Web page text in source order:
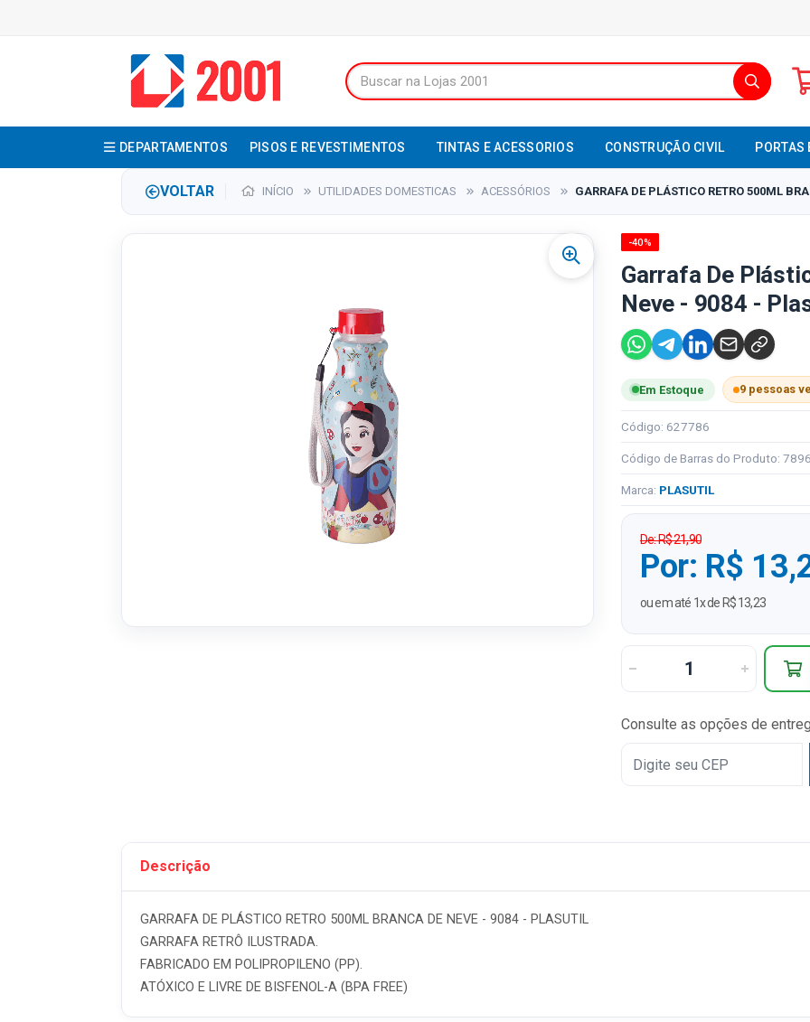
DEPARTAMENTOS PISOS E REVESTIMENTOS TINTAS E ACESSORIOS CONSTRUÇÃO CIVIL PORTAS
VOLTAR INÍCIO UTILIDADES DOMESTICAS ACESSÓRIOS GARRAFA DE PLÁSTICO RETRO 500ML
-40%
Garrafa De
Neve - 9084 -
Em Estoque 9 pessoas
Código: 627786
Código de Barras do Produto:
Marca: PLASUTIL
De: R$ 21,90
Por: R$
ou em até 1x de R$ 13,23
Consulte as opções de
Descrição
GARRAFA DE PLÁSTICO RETRO 500ML BRANCA DE NEVE - 9084 - PLASUTIL
GARRAFA RETRÔ ILUSTRADA.
FABRICADO EM POLIPROPILENO (PP).
ATÓXICO E LIVRE DE BISFENOL-A (BPA FREE)